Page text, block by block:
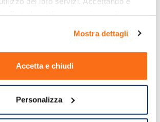
Mostra dettagli
Accetta e chiudi
Personalizza
con cautela o evitarli del
patologie cardiovascolari→ Alcuni